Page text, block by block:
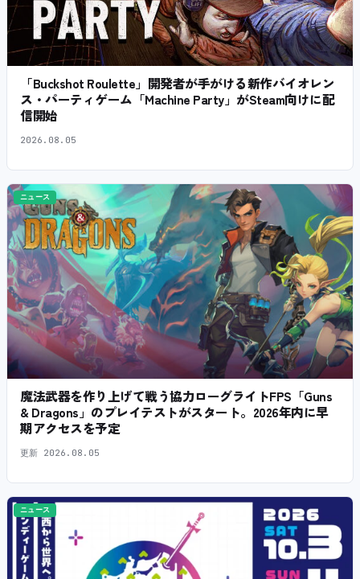
「Buckshot Roulette」開発者が手がける新作バイオレン
ス・パーティゲーム「Machine Party」がSteam向けに配
信開始
2026.08.05
ニュース
魔法武器を作り上げて戦う協力ローグライトFPS「Guns
& Dragons」のプレイテストがスタート。2026年内に早
期アクセスを予定
更新 2026.08.05
ニュース